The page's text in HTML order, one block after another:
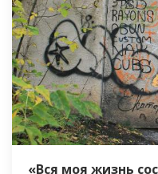
«Вся моя жизнь